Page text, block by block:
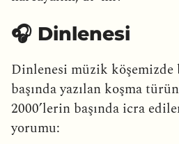
🎧 Dinlenesi
Dinlenesi müzik köşemizde
başında yazılan koşma
2000’lerin başında icra
yorumu: